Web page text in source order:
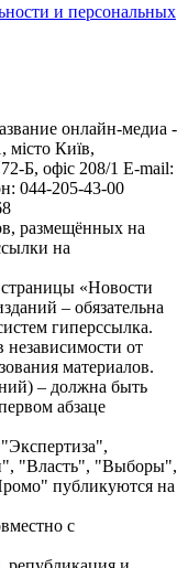
и персональных
онлайн-медиа -
місто Київ,
Б, офіс 208/1 E-mail:
044-205-43-00
размещённых на
на
«Новости
– обязательна
гиперссылка.
от
материалов.
– должна быть
абзаце
"Власть", "Выборы",
публикуются на
с